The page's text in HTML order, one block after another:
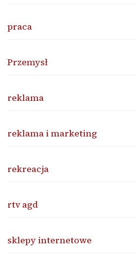
praca
Przemysł
reklama
reklama i marketing
rekreacja
rtv agd
sklepy internetowe